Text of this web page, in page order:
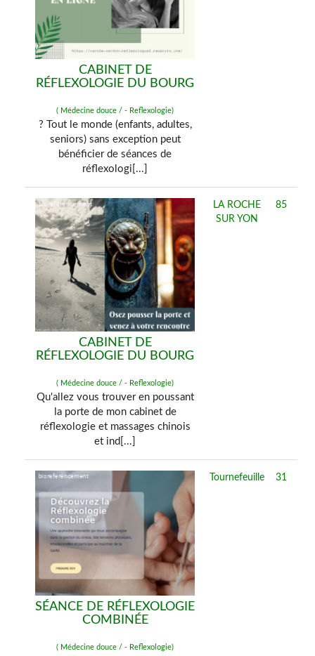
CABINET DE
RÉFLEXOLOGIE DU BOURG
( Médecine douce / - Reflexologie)
? Tout le monde (enfants, adultes,
seniors) sans exception peut
bénéficier de séances de
réflexologi[...]
CABINET DE
RÉFLEXOLOGIE DU BOURG
( Médecine douce / - Reflexologie)
Qu'allez vous trouver en poussant
la porte de mon cabinet de
réflexologie et massages chinois
et ind[...]
LA ROCHE
SUR YON
85
SÉANCE DE RÉFLEXOLOGIE
COMBINÉE
( Médecine douce / - Reflexologie)
Tournefeuille 31